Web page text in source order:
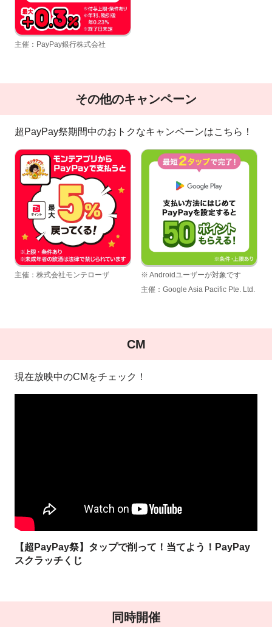
主催：PayPay銀行株式会社
その他のキャンペーン
超PayPay祭期間中のおトクなキャンペーンはこちら！
主催：株式会社モンテローザ
※ Androidユーザーが対象です
主催：Google Asia Pacific Pte. Ltd.
CM
現在放映中のCMをチェック！
【超PayPay祭】タップで削って！当てよう！PayPay
スクラッチくじ
同時開催